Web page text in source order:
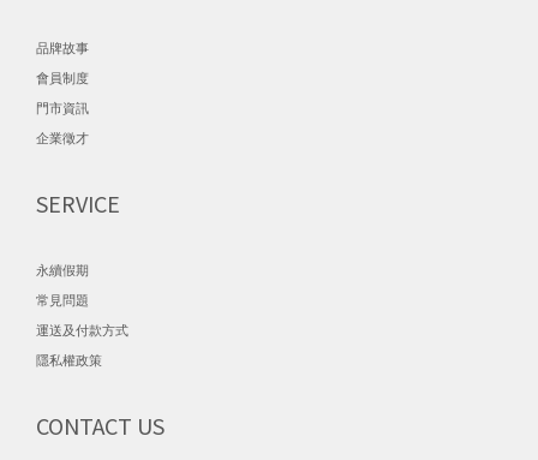
品牌故事
會員制度
門市資訊
企業徵才
SERVICE
永續假期
常見問題
運送及付款方式
隱私權政策
CONTACT US